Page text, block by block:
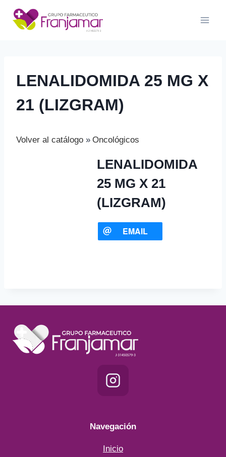
Saltar
contenido
LENALIDOMIDA 25 MG X
21 (LIZGRAM)
Volver al catálogo Oncológicos
LENALIDOMIDA
25 MG X 21
(LIZGRAM)
EMAIL
Navegación
Inicio